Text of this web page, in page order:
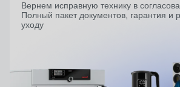
Вернем исправную технику в
Полный пакет документов, гарантия и
уходу